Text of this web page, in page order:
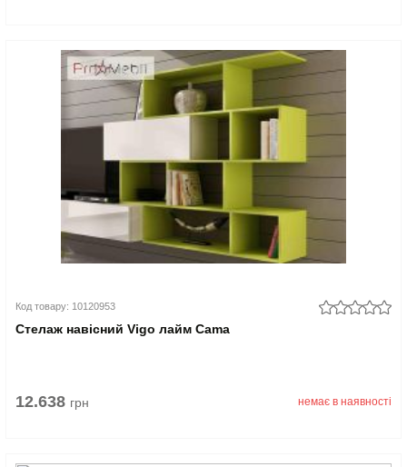
Код товару: 10120953
Стелаж навісний Vigo лайм Cama
12.638 грн немає в наявності